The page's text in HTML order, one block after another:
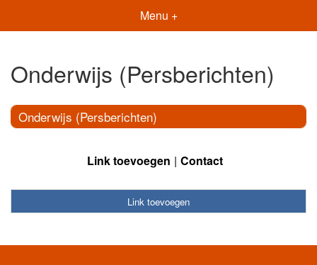
Menu +
Onderwijs (Persberichten)
Onderwijs (Persberichten)
Link toevoegen Contact
Link toevoegen